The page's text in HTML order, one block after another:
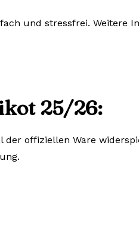
und stressfrei. Weitere
25/26:
offiziellen Ware